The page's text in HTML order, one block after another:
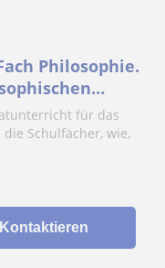
Philosophie.
werden
für das
Schulfächer, wie,
Kontaktieren